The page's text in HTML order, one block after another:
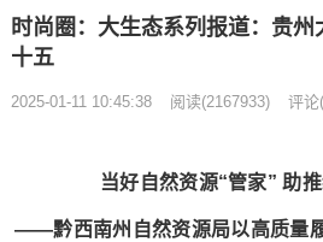
时尚圈：大生态系列报道：贵
十五​​​​​​​​​​​​​​​​​​​​​​​​​​​​​​​​​​​
2025-01-11 10:45:38 阅读(2167933) 评论
当好自然资源“管家” 助
——黔西南州自然资源局以高质量